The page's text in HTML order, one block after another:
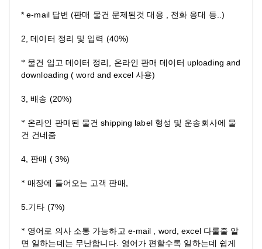
* e-mail 답변 (판매 물건 문제된것 대응 전화 응대 등 ..)
2,데이터 정리 및 입력 (40%)
* 물건 입고 데이터 정리 온라인 판매 데이터 uploading and
downloading ( word and excel 사용)
3,배송 (20%)
* 온라인 판매된 물건 shipping label 형성 및 운송회사에 물
건 건네줌
4, 판매 ( 3%)
* 매장에 들어오는 고객 판매
5. 기타 (7%)
* 영어로 의사 소통 가능하고 e-mail , word, excel 다룰줄 알
면 일하는데는 무난합니다 영어가 편할수록 일하는데 쉽게